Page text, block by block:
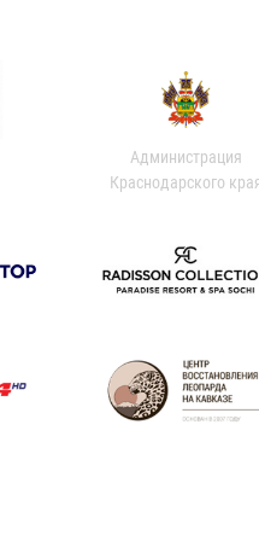
Администрация
Краснодарского